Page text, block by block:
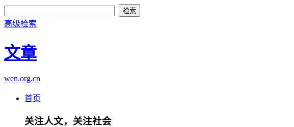
高级检索
文章
wen.org.cn
首页
关注人文，关注社会